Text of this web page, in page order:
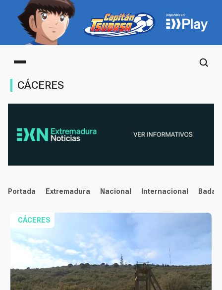
Main menu
CÁCERES
noticias
Portada Extremadura Nacional Internacional
CÁCERES